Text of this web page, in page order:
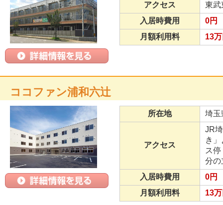
アクセス
東武
入居時費用
0円
月額利用料
13
ココファン浦和六辻
所在地 埼玉
アクセス
JR
き
ス
分の
入居時費用
0円
月額利用料
13